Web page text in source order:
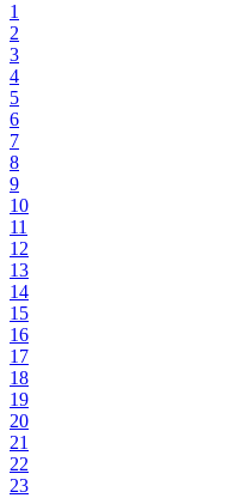
1
2
3
4
5
6
7
8
9
10
11
12
13
14
15
16
17
18
19
20
21
22
23